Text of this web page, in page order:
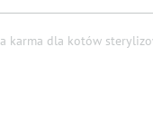
karma dla kotów